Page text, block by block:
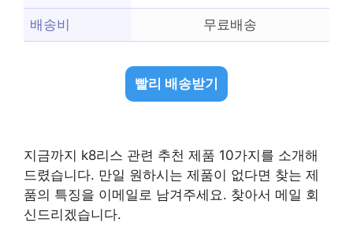
배송비 무료배송
빨리 배송받기
지금까지 k8리스 관련 추천 제품 10가지를 소개해
드렸습니다. 만일 원하시는 제품이 없다면 찾는 제
품의 특징을 이메일로 남겨주세요. 찾아서 메일 회
신드리겠습니다.